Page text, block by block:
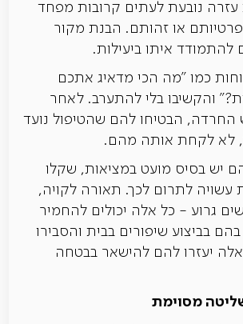
נובעת לעתים קרובות מפחד
או זהותם. הבנת מקור
איתו ביעילות.
כמו "מה הכי מדאיג אתכם
והקשיבו בלי להתערב. לאחר
החרדה, הבטיחו להם שהטיפול נועד
לא לקחת אותה מהם.
יש בסיס מועט במציאות, שקלו
עשויה לתרום לכך. תאורה לקויה,
גרוע - כל אלה יכולים להחמיר
בביצוע שיפורים בבית והסבירו
אלה יעזרו להם להישאר בבטחה